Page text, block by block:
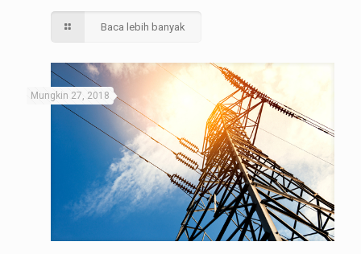
Baca lebih banyak
Mungkin 27, 2018